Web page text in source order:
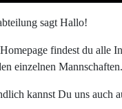
sagt Hallo!
findest du alle
einzelnen Mannschaften.
kannst Du uns auch